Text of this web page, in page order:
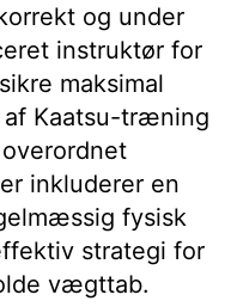
og under
instruktør for
maksimal
Kaatsu-træning
inkluderer en
fysisk
strategi for
vægttab.